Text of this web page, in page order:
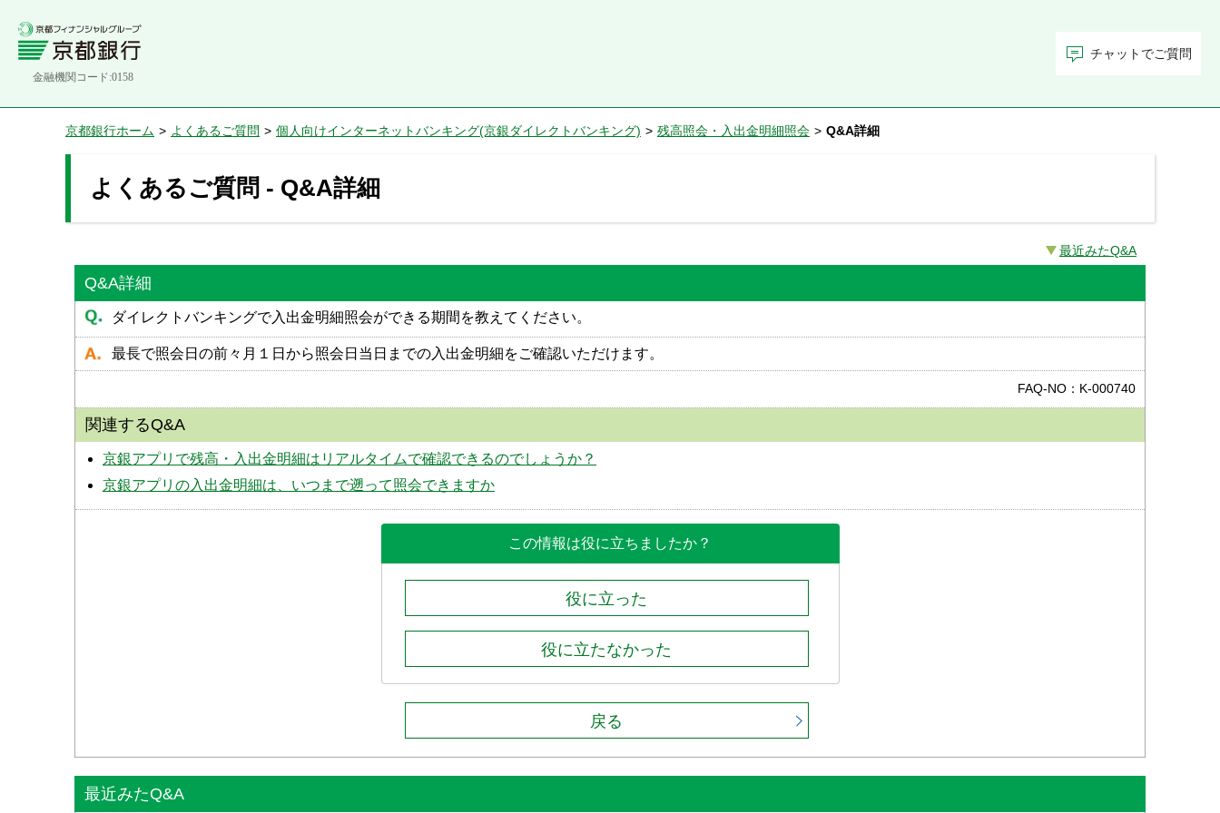
金融機関コード:0158
チャットでご質問
京都銀行ホーム > よくあるご質問 > 個人向けインターネットバンキング(京銀ダイレクトバンキング) > 残高照会・入出金明細照会 > Q&A詳細
よくあるご質問 - Q&A詳細
最近みたQ&A
Q&A詳細
ダイレクトバンキングで入出金明細照会ができる期間を教えてください。
最長で照会日の前々月１日から照会日当日までの入出金明細をご確認いただけます。
FAQ-NO：K-000740
関連するQ&A
京銀アプリで残高・入出金明細はリアルタイムで確認できるのでしょうか？
京銀アプリの入出金明細は、いつまで遡って照会できますか
この情報は役に立ちましたか？
役に立った
役に立たなかった
戻る
最近みたQ&A